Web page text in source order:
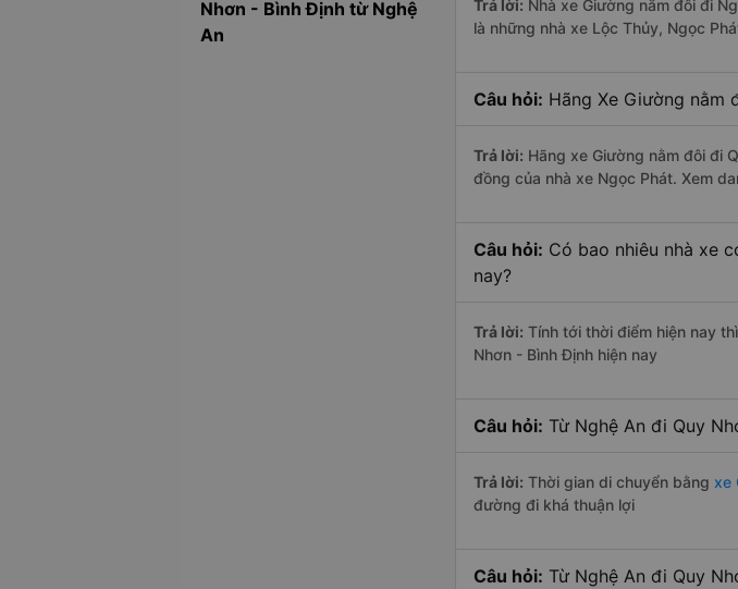
Nhơn - Bình Định từ Nghệ
An
Trả lời: Nhà xe Giường nằm đôi đi
là những nhà xe Lộc Thủy, Ngọc
Câu hỏi: Hãng Xe Giường nằm
Trả lời: Hãng xe Giường nằm đôi đi
đồng của nhà xe Ngọc Phát. Xem
Câu hỏi: Có bao nhiêu nhà xe
nay?
Trả lời: Tính tới thời điểm hiện nay
Nhơn - Bình Định hiện nay
Câu hỏi: Từ Nghệ An đi Quy
Trả lời: Thời gian di chuyển bằng xe
đường đi khá thuận lợi
Câu hỏi: Từ Nghệ An đi Quy